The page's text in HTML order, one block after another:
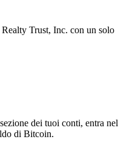
Trust, Inc. con un solo
dei tuoi conti, entra nel
di Bitcoin.